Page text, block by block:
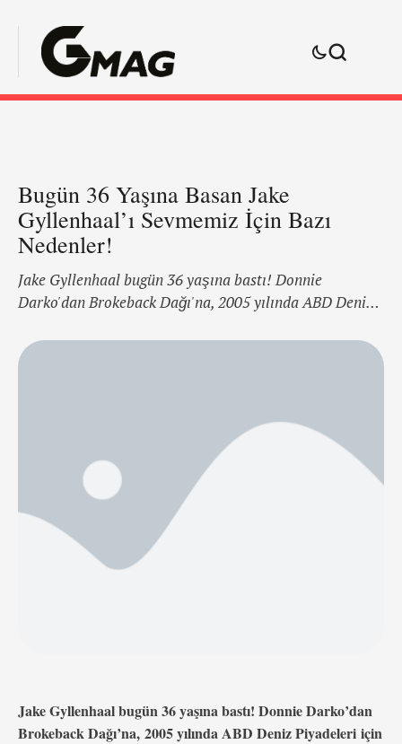
Bugün 36 Yaşına Basan Jake
Gyllenhaal’ı Sevmemiz İçin Bazı
Nedenler!
Jake Gyllenhaal bugün 36 yaşına bastı! Donnie
Darko'dan Brokeback Dağı'na, 2005 yılında ABD Deniz
Sonra filmine kadar, bir çok filmde gönüllerimizi
fethetti. Şimdi 36 olan Gyllenhaal'ı deliler gibi
Jake Gyllenhaal bugün 36 yaşına bastı! Donnie Darko’dan
Brokeback Dağı’na, 2005 yılında ABD Deniz Piyadeleri için